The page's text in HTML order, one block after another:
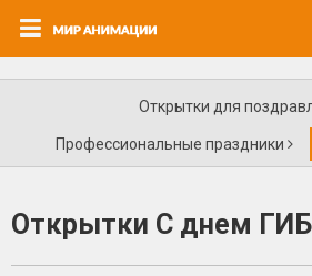
Открытки для
Профессиональные праздники
Открытки С днем